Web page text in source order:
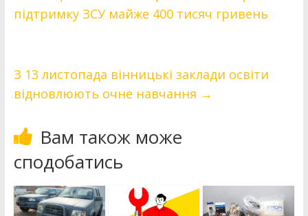
підтримку ЗСУ майже 400 тисяч гривень
З 13 листопада вінницькі заклади освіти
відновлюють очне навчання →
Вам також може
сподобатись